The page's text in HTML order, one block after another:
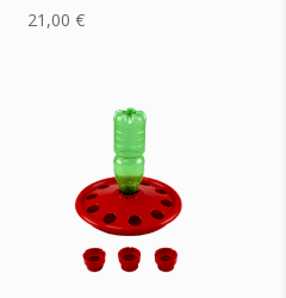
21,00€